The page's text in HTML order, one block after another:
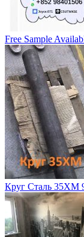
Free Sample
Круг Сталь 35ХМ